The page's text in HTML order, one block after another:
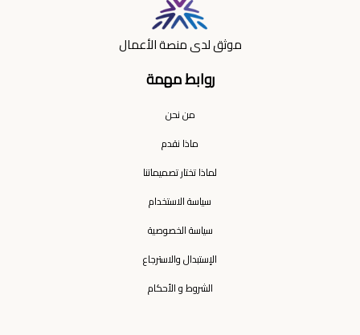
روابط مهمة
من نحن
ماذا نقدم
لماذا تختار تصميماتنا
سياسة الاستخدام
سياسة الخصوصية
الإستبدال والاسترجاع
الشروط و الأحكام
موثق لدى منصة الأعمال